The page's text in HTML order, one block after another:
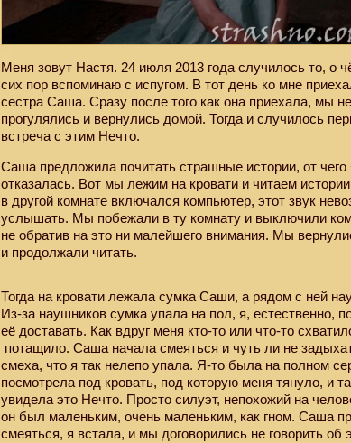
Меня зовут Настя. 24 июля 2013 года случилось то, о
сих пор вспоминаю с испугом. В тот день ко мне
сестра Саша. Сразу после того как она приехала, мы
прогулялись и вернулись домой. Тогда и случилось
встреча с этим Нечто.
Саша предложила почитать страшные истории, от чего
отказалась. Вот мы лежим на кровати и читаем
в другой комнате включался компьютер, этот звук
услышать. Мы побежали в ту комнату и выключили
не обратив на это ни малейшего внимания. Мы
и продолжали читать.
Тогда на кровати лежала сумка Саши, а рядом с ней
Из-за наушников сумка упала на пол, я, естественно,
её доставать. Как вдруг меня кто-то или что-то
потащило. Саша начала смеяться и чуть ли не
смеха, что я так нелепо упала. Я-то была на полном
посмотрела под кровать, под которую меня тянуло, и
увидела это Нечто. Просто силуэт, непохожий на
он был маленьким, очень маленьким, как гном. Саша
смеяться, я встала, и мы договорились не говорить об